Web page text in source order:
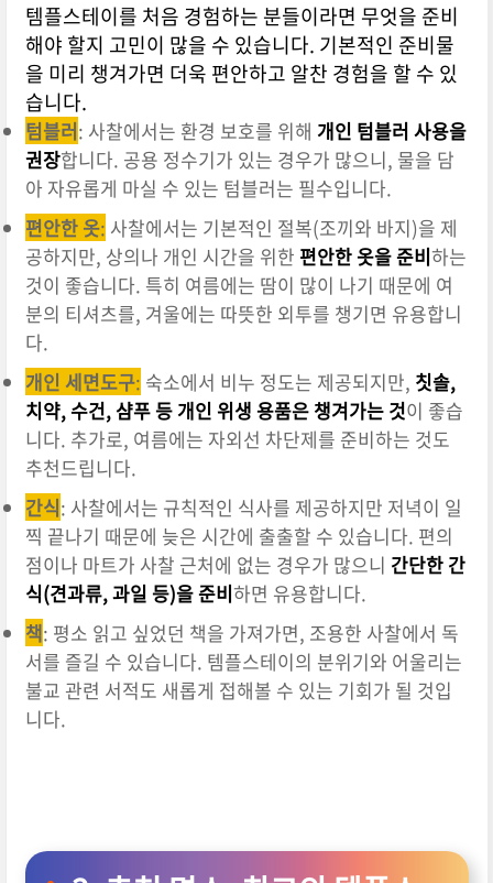
템플스테이를 처음 경험하는 분들이라면 무엇을 준비
해야 할지 고민이 많을 수 있습니다. 기본적인 준비물
을 미리 챙겨가면 더욱 편안하고 알찬 경험을 할 수 있
습니다.
텀블러: 사찰에서는 환경 보호를 위해 개인 텀블러 사용을
권장합니다. 공용 정수기가 있는 경우가 많으니, 물을 담
아 자유롭게 마실 수 있는 텀블러는 필수입니다.
편안한 옷: 사찰에서는 기본적인 절복(조끼와 바지)을 제
공하지만, 상의나 개인 시간을 위한 편안한 옷을 준비하는
것이 좋습니다. 특히 여름에는 땀이 많이 나기 때문에 여
분의 티셔츠를, 겨울에는 따뜻한 외투를 챙기면 유용합니
다.
개인 세면도구: 숙소에서 비누 정도는 제공되지만, 칫솔,
치약, 수건, 샴푸 등 개인 위생 용품은 챙겨가는 것이 좋습
니다. 추가로, 여름에는 자외선 차단제를 준비하는 것도
추천드립니다.
간식: 사찰에서는 규칙적인 식사를 제공하지만 저녁이 일
찍 끝나기 때문에 늦은 시간에 출출할 수 있습니다. 편의
점이나 마트가 사찰 근처에 없는 경우가 많으니 간단한 간
식(견과류, 과일 등)을 준비하면 유용합니다.
책: 평소 읽고 싶었던 책을 가져가면, 조용한 사찰에서 독
서를 즐길 수 있습니다. 템플스테이의 분위기와 어울리는
불교 관련 서적도 새롭게 접해볼 수 있는 기회가 될 것입
니다.